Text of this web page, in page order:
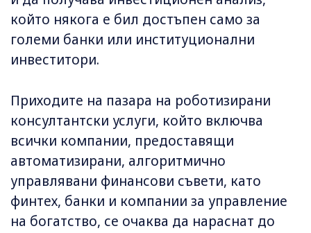
който някога е бил достъпен само за
големи банки или институционални
инвеститори.
Приходите на пазара на роботизирани
консултантски услуги, който включва
всички компании, предоставящи
автоматизирани, алгоритмично
управлявани финансови съвети, като
финтех, банки и компании за управление
на богатство, се очаква да нараснат до